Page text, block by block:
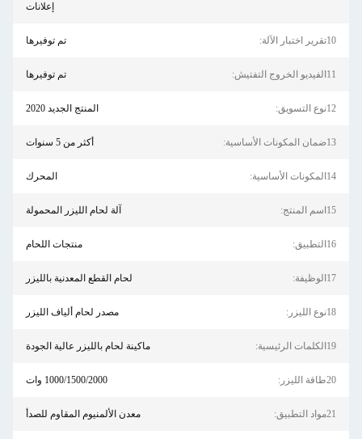
إعلانات
10تقرير اختبار الآلة: تم توفيرها
11الفيديو الخروج التفتيش: تم توفيرها
12نوع التسويق: المنتج الجديد 2020
13ضمان المكونات الأساسية: أكثر من 5 سنوات
14المكونات الأساسية: المحرك
15اسم المنتج: آلة لحام الليزر المحمولة
16التطبيق: منتجات اللحام
17الوظيفة: لحام القطع المعدنية بالليزر
18نوع الليزر: مصدر لحام ألياف الليزر
19الكلمات الرئيسية: ماكينة لحام بالليزر عالية الجودة
20طاقة الليزر: 1000/1500/2000 وات
21مواد التطبيق: معدن الألمنيوم المقاوم للصدأ